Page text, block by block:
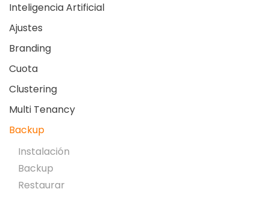
Inteligencia Artificial
Ajustes
Branding
Cuota
Clustering
Multi Tenancy
Backup
Instalación
Backup
Restaurar